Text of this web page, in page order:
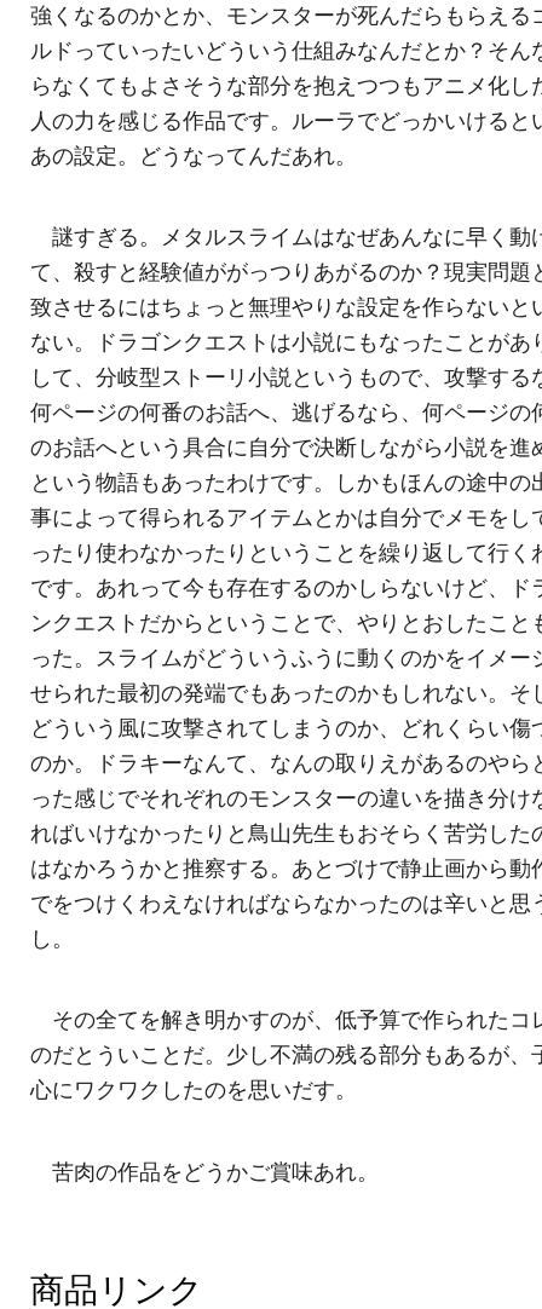
強くなるのかとか、モンスターが死んだらもらえる
ルドっていったいどういう仕組みなんだとか？そん
らなくてもよさそうな部分を抱えつつもアニメ化し
人の力を感じる作品です。ルーラでどっかいけると
あの設定。どうなってんだあれ。
謎すぎる。メタルスライムはなぜあんなに早く動
て、殺すと経験値ががっつりあがるのか？現実問題
致させるにはちょっと無理やりな設定を作らないと
ない。ドラゴンクエストは小説にもなったことがあ
して、分岐型ストーリ小説というもので、攻撃する
何ページの何番のお話へ、逃げるなら、何ページの
のお話へという具合に自分で決断しながら小説を進
という物語もあったわけです。しかもほんの途中の
事によって得られるアイテムとかは自分でメモをし
ったり使わなかったりということを繰り返して行く
です。あれって今も存在するのかしらないけど、ド
ンクエストだからということで、やりとおしたこと
った。スライムがどういうふうに動くのかをイメー
せられた最初の発端でもあったのかもしれない。そ
どういう風に攻撃されてしまうのか、どれくらい傷
のか。ドラキーなんて、なんの取りえがあるのやら
った感じでそれぞれのモンスターの違いを描き分け
ればいけなかったりと鳥山先生もおそらく苦労した
はなかろうかと推察する。あとづけで静止画から動
でをつけくわえなければならなかったのは辛いと思
し。
その全てを解き明かすのが、低予算で作られたコ
のだとういことだ。少し不満の残る部分もあるが、
心にワクワクしたのを思いだす。
苦肉の作品をどうかご賞味あれ。
商品リンク